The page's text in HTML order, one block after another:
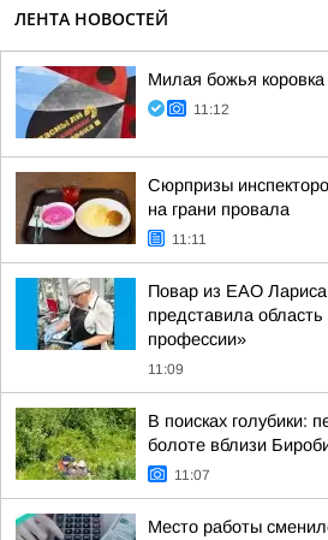
ЛЕНТА НОВОСТЕЙ
Милая божья коровка
11:12
Сюрпризы
на грани провала
11:11
Повар из ЕАО
представила
профессии»
11:09
В поисках голубики:
болоте вблизи
11:07
Место работы